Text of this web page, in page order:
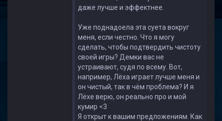
даже лучше и эффектнее.
Уже поднадоела эта суета вокруг
меня, если честно. Что я могу
сделать, чтобы подтвердить чистоту
своей игры? Демки вас не
устраивают, судя по всему. Вот,
например, Лёха играет лучше меня и
он чистый, так в чём проблема? И я
Лёхе верю, он реально про и мой
кумир <3
Я открыт к вашим предложениям. Как